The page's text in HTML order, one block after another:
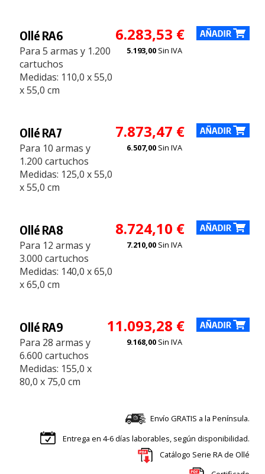
Ollé RA6
Para 5 armas y 1.200
cartuchos
Medidas: 110,0 x 55,0
x 55,0 cm
6.283,53 €
5.193,00 Sin IVA
Ollé RA7
Para 10 armas y
1.200 cartuchos
Medidas: 125,0 x 55,0
x 55,0 cm
7.873,47 €
6.507,00 Sin IVA
Ollé RA8
Para 12 armas y
3.000 cartuchos
Medidas: 140,0 x 65,0
x 65,0 cm
8.724,10 €
7.210,00 Sin IVA
Ollé RA9
Para 28 armas y
6.600 cartuchos
Medidas: 155,0 x
80,0 x 75,0 cm
11.093,28 €
9.168,00 Sin IVA
Envío GRATIS a la Península.
Entrega en 4-6 días laborables, según disponibilidad.
Catálogo Serie RA de Ollé